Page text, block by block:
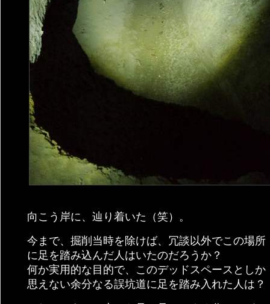
向こう岸に、辿り着いた（笑）。
今まで、掘削当時を除けば、冗談以外でこの場所
に足を踏み込んだ人はいたのだろうか？
何か実用的な目的で、このデッドスペースとしか
思えない余分なる誤坑道に足を踏み入れた人は？